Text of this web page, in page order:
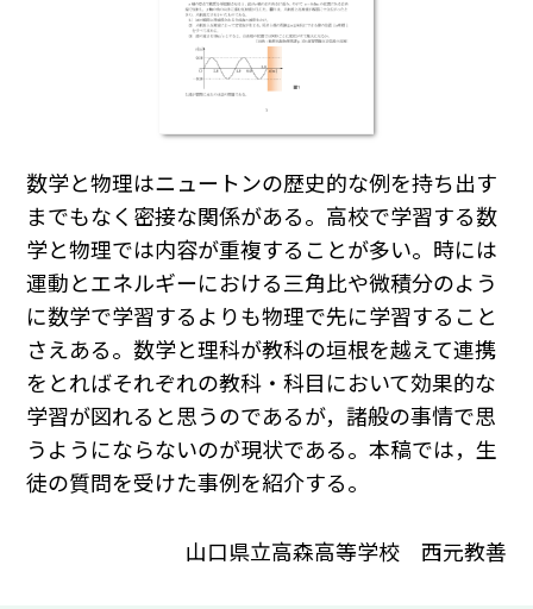
数学と物理はニュートンの歴史的な例を持ち出す
までもなく密接な関係がある。高校で学習する数
学と物理では内容が重複することが多い。時には
運動とエネルギーにおける三角比や微積分のよう
に数学で学習するよりも物理で先に学習すること
さえある。数学と理科が教科の垣根を越えて連携
をとればそれぞれの教科・科目において効果的な
学習が図れると思うのであるが，諸般の事情で思
うようにならないのが現状である。本稿では，生
徒の質問を受けた事例を紹介する。
山口県立高森高等学校 西元教善